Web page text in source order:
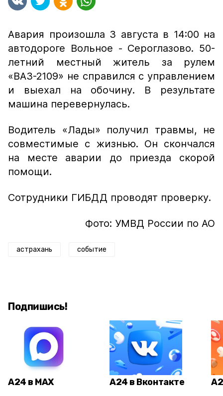
Авария произошла 3 августа в 14:00 на
автодороге Вольное - Сероглазово. 50-
летний местный житель за рулем
«ВАЗ-2109» не справился с управлением
и выехал на обочину. В результате
машина перевернулась.
Водитель «Лады» получил травмы, не
совместимые с жизнью. Он скончался
на месте аварии до приезда скорой
помощи.
Сотрудники ГИБДД проводят проверку.
Фото: УМВД России по АО
астрахань событие
Подпишись!
А24 в MAX А24 в Вконтакте